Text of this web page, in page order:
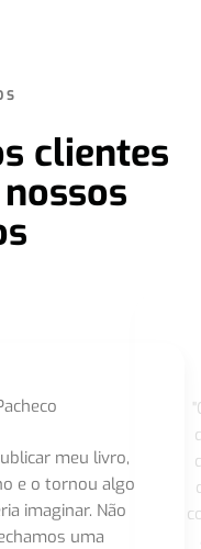
clientes
meu livro,
e o tornou algo
imaginar. Não
uma